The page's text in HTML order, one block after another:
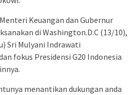
Keuangan dan Gubernur
di Washington.D.C (13/10),
Sri Mulyani Indrawati
fokus Presidensi G20 Indonesia
menantikan dukungan anda